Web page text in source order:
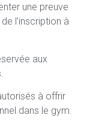
une preuve
l’inscription à
aux
à offrir
dans le gym.